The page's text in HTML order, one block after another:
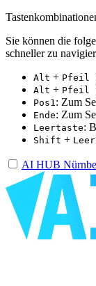
Sie können die
schneller zu
Alt + Pfeil
Alt + Pfeil
Pos1: Zum
Ende: Zum
Leertaste:
Shift +
AI HUB